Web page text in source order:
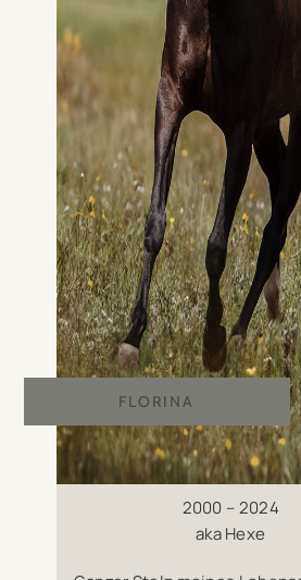
FLORINA
2000 – 2024
aka Hexe